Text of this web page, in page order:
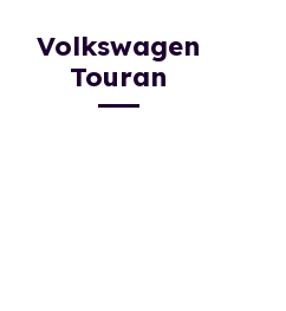
Volkswagen
Touran